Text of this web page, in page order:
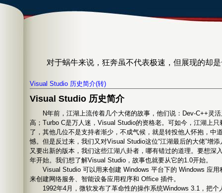
对于蜗牛来说，狂奔虽不代表极速，但展现的却
Visual Studio 历史简介(转)
Visual Studio 历史简介
N年前，江湖上流传着几个大佬的故事，他们说：Dev-C++灵活
高；Turbo C是万人迷，Visual Studio的资格老。可如今，江湖上
了，其他几位不是支持者渐少，不成气候，就是转投他人怀抱，中
憾。但是反过来，我们又对Visual Studio这位“江湖最后的大佬”增
又要出新的版本，我们这些江湖八卦者，哪有错过的道理。要想深
年开始。我们想了解Visual Studio，故事也就要从它的1.0开始。
Visual Studio 可以用来创建 Windows 平台下的 Windows 应用
来创建网络服务、智能设备应用程序和 Office 插件。
1992年4月，微软发布了革命性的操作系统Windows 3.1，把个